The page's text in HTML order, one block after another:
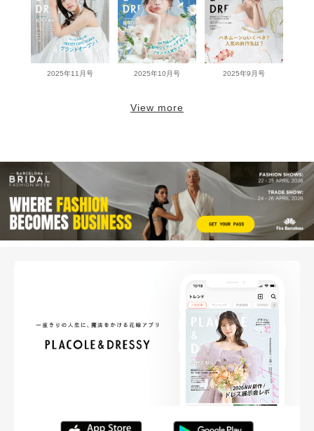
2025年11月号 2025年10月号 2025年9月号
View more